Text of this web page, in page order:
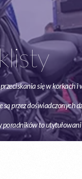
się w korkach
są przez
poradników to
podróżnicy.